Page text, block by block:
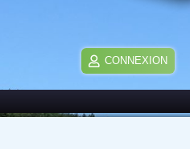
CONNEXION